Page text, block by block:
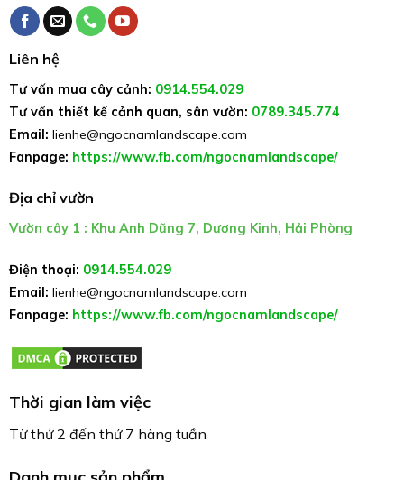
Liên hệ
Tư vấn mua cây cảnh: 0914.554.029
Tư vấn thiết kế cảnh quan, sân vườn: 0789.345.774
Email: lienhe@ngocnamlandscape.com
Fanpage: https://www.fb.com/ngocnamlandscape/
Địa chỉ vườn
Vườn cây 1 : Khu Anh Dũng 7, Dương Kinh, Hải Phòng
Điện thoại: 0914.554.029
Email: lienhe@ngocnamlandscape.com
Fanpage: https://www.fb.com/ngocnamlandscape/
Thời gian làm việc
Từ thử 2 đến thứ 7 hàng tuần